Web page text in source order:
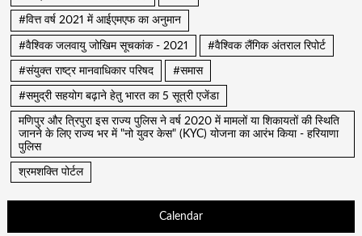
#वित्त वर्ष 2021 में आईएमएफ का अनुमान
#वैश्विक जलवायु जोखिम सूचकांक - 2021 #वैश्विक लैंगिक अंतराल रिपोर्ट
#संयुक्त राष्ट्र मानवाधिकार परिषद #समास
#समुद्री सहयोग बढ़ाने हेतु भारत का 5 सूत्री एजेंडा
मणिपुर और त्रिपुरा इस राज्य पुलिस ने वर्ष 2020 में मामलों या शिकायतों की स्थिति
जानने के लिए राज्य भर में "नो युवर केस" (KYC) योजना का आरंभ किया - हरियाणा
पुलिस
श्रमशक्ति पोर्टल
Calendar